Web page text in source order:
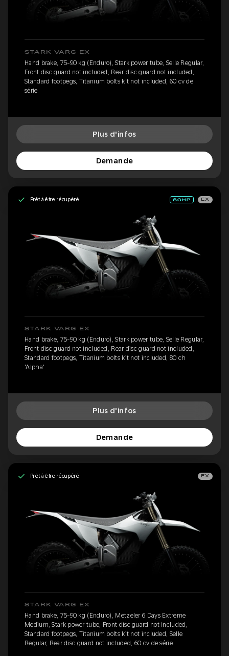
STARK VARG EX
Hand brake, 75-90 kg (Enduro), Stark power tube, Selle Regular,
Front disc guard not included, Rear disc guard not included,
Standard footpegs, Titanium bolts kit not included, 60 cv de
série
Plus d'infos
Demande
Prêt à être récupéré EX
STARK VARG EX
Hand brake, 75-90 kg (Enduro), Stark power tube, Selle Regular,
Front disc guard not included, Rear disc guard not included,
Standard footpegs, Titanium bolts kit not included, 80 ch
'Alpha'
Plus d'infos
Demande
Prêt à être récupéré EX
STARK VARG EX
Hand brake, 75-90 kg (Enduro), Metzeler 6 Days Extreme
Medium, Stark power tube, Front disc guard not included,
Standard footpegs, Titanium bolts kit not included, Selle
Regular, Rear disc guard not included, 60 cv de série